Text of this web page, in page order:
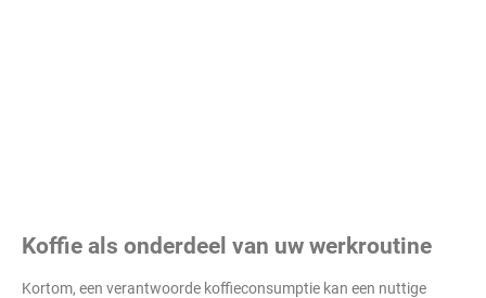
Koffie als onderdeel van uw werkroutine
Kortom, een verantwoorde koffieconsumptie kan een nuttige